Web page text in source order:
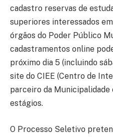
cadastro reservas de
superiores interessados
órgãos do Poder Público
cadastramentos online
próximo dia 5 (incluindo
site do CIEE (Centro de
parceiro da Municipalidade
estágios.
O Processo Seletivo